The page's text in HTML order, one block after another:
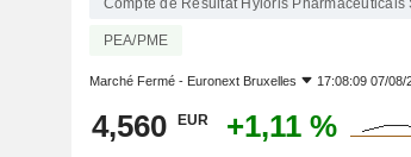
Compte de Résultat Hyloris Pharmaceuticals
PEA/PME
Marché Fermé - Euronext Bruxelles 17:08:09 07/08/
4,560 EUR +1,11 %